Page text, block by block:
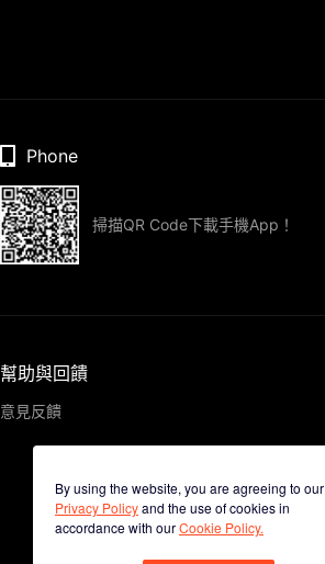
By using the website, you are agreeing to our
Privacy Policyand the use of cookies in
accordance with ourCookie Policy.
Phone
掃描QR Code下載手機App！
幫助與回饋
意見反饋